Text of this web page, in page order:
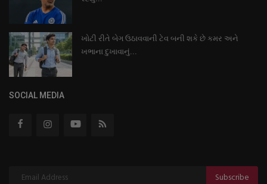
ખોટી રીતે બેગ ઉઠાવવાની ટેવ બની શકે છે કમર અને
ખભાના દુખાવાનું...
SOCIAL MEDIA
Subscribe